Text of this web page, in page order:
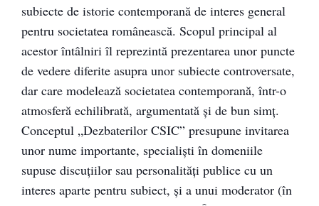
subiecte de istorie contemporană de interes general
pentru societatea românească. Scopul principal al
acestor întâlniri îl reprezintă prezentarea unor puncte
de vedere diferite asupra unor subiecte controversate,
dar care modelează societatea contemporană, într-o
atmosferă echilibrată, argumentată şi de bun simţ.
Conceptul „Dezbaterilor CSIC” presupune invitarea
unor nume importante, specialişti în domeniile
supuse discuţiilor sau personalităţi publice cu un
interes aparte pentru subiect, și a unui moderator (în